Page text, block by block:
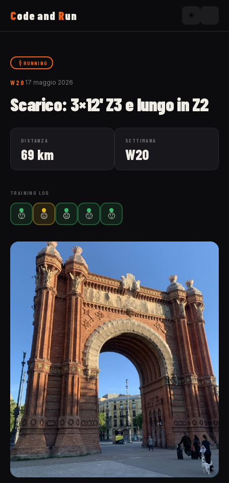
Code and Run ☀️
Running
Now
RUNNING
W20 17 maggio 2026
Scarico: 3×12' Z3 e lungo in Z2
DISTANZA
69 km
SETTIMANA
W20
TRAINING LOG
🙂 😐 😐 🙂 🙂